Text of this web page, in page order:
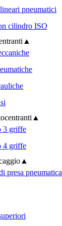
pneumatici
cilindro ISO
▲
▲
3 griffe
4 griffe
▲
presa pneumatica